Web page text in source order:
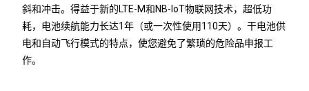
斜和冲击。得益于新的LTE-M和NB-IoT物联网技术，超低功
耗，电池续航能力长达1年（或一次性使用110天）。干电池供
电和自动飞行模式的特点，使您避免了繁琐的危险品申报工
作。